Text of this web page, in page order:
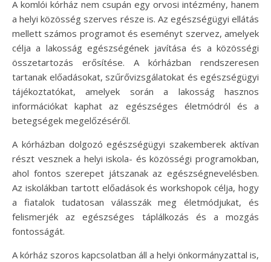
A komlói kórház nem csupán egy orvosi intézmény, hanem
a helyi közösség szerves része is. Az egészségügyi ellátás
mellett számos programot és eseményt szervez, amelyek
célja a lakosság egészségének javítása és a közösségi
összetartozás erősítése. A kórházban rendszeresen
tartanak előadásokat, szűrővizsgálatokat és egészségügyi
tájékoztatókat, amelyek során a lakosság hasznos
információkat kaphat az egészséges életmódról és a
betegségek megelőzéséről.
A kórházban dolgozó egészségügyi szakemberek aktívan
részt vesznek a helyi iskola- és közösségi programokban,
ahol fontos szerepet játszanak az egészségnevelésben.
Az iskolákban tartott előadások és workshopok célja, hogy
a fiatalok tudatosan válasszák meg életmódjukat, és
felismerjék az egészséges táplálkozás és a mozgás
fontosságát.
A kórház szoros kapcsolatban áll a helyi önkormányzattal is,